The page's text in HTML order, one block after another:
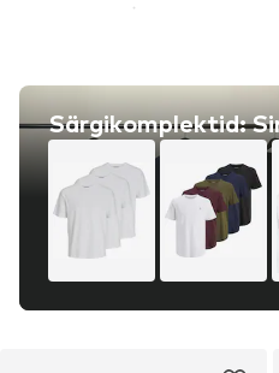
Särgikomplektid: